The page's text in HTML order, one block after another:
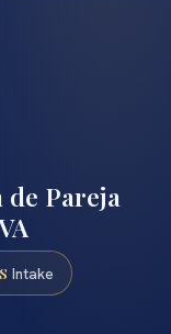
Pareja
Intake